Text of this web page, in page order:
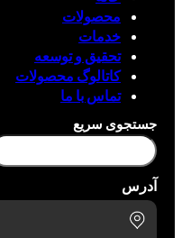
محصولات
خدمات
تحقیق و توسعه
کاتالوگ محصولات
تماس با ما
جستجوی سریع
آدرس